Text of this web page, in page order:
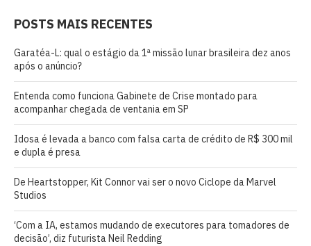
POSTS MAIS RECENTES
Garatéa-L: qual o estágio da 1ª missão lunar brasileira dez anos
após o anúncio?
Entenda como funciona Gabinete de Crise montado para
acompanhar chegada de ventania em SP
Idosa é levada a banco com falsa carta de crédito de R$ 300 mil
e dupla é presa
De Heartstopper, Kit Connor vai ser o novo Ciclope da Marvel
Studios
‘Com a IA, estamos mudando de executores para tomadores de
decisão’, diz futurista Neil Redding